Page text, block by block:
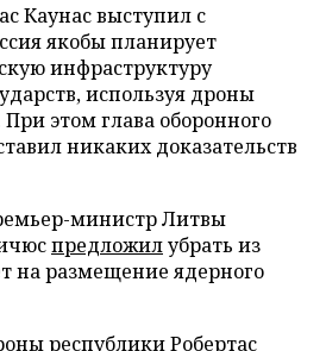
Каунас выступил с
якобы планирует
инфраструктуру
используя дроны
этом глава оборонного
никаких доказательств
министр Литвы
предложилубрать из
на размещение ядерного
республики Робертас